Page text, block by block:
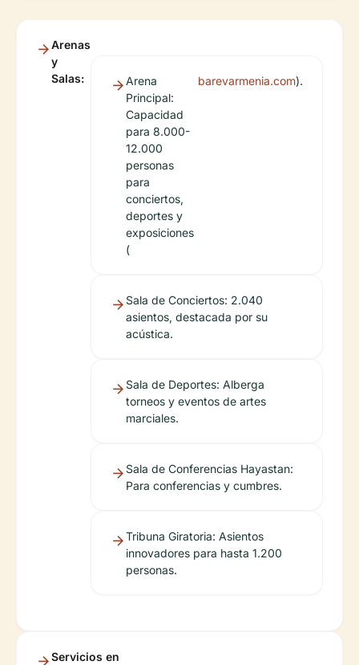
Arenas
y
Salas:
Arena
Principal:
Capacidad
para 8.000-
12.000
personas
para
conciertos,
deportes y
exposiciones
(
barevarmenia.com).
Sala de Conciertos: 2.040
asientos, destacada por su
acústica.
Sala de Deportes: Alberga
torneos y eventos de artes
marciales.
Sala de Conferencias Hayastan:
Para conferencias y cumbres.
Tribuna Giratoria: Asientos
innovadores para hasta 1.200
personas.
Servicios en